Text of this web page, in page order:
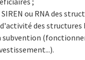
ou RNA des
des structures
subvention